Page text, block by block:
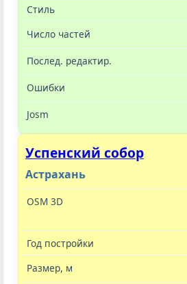
Успенский собор
Астрахань